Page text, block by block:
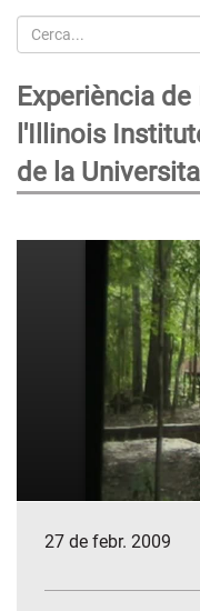
Cerca
Experiència de
l'Illinois
de la
27 de febr. 2009